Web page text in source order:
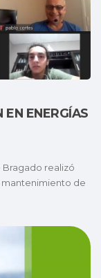
EN ENERGÍAS
Bragado realizó
mantenimiento de